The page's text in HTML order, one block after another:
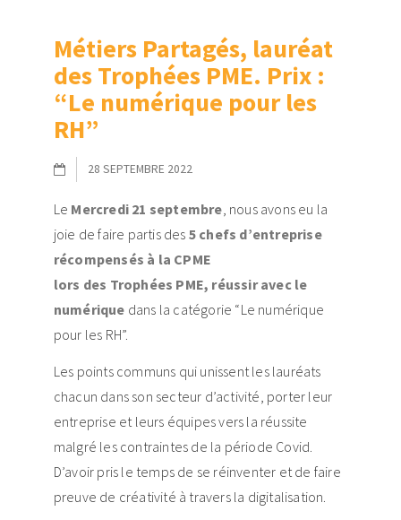
Métiers Partagés, lauréat
des Trophées PME. Prix :
“Le numérique pour les
RH”
28 SEPTEMBRE 2022
Le Mercredi 21 septembre, nous avons eu la
joie de faire partis des 5 chefs d’entreprise
récompensés à la CPME
lors des Trophées PME, réussir avec le
numérique dans la catégorie “Le numérique
pour les RH”.
Les points communs qui unissent les lauréats
chacun dans son secteur d’activité, porter leur
entreprise et leurs équipes vers la réussite
malgré les contraintes de la période Covid.
D’avoir pris le temps de se réinventer et de faire
preuve de créativité à travers la digitalisation.